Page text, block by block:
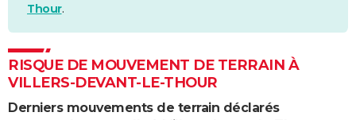
Thour.
RISQUE DE MOUVEMENT DE TERRAIN À
VILLERS-DEVANT-LE-THOUR
Derniers mouvements de terrain déclarés